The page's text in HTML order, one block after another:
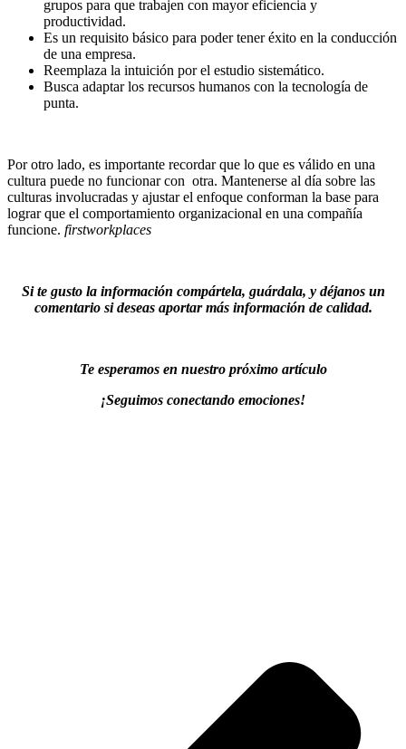
grupos para que trabajen con mayor eficiencia y
productividad.
Es un requisito básico para poder tener éxito en la conducción
de una empresa.
Reemplaza la intuición por el estudio sistemático.
Busca adaptar los recursos humanos con la tecnología de
punta.
Por otro lado, es importante recordar que lo que es válido en una
cultura puede no funcionar con otra. Mantenerse al día sobre las
culturas involucradas y ajustar el enfoque conforman la base para
lograr que el comportamiento organizacional en una compañía
funcione. firstworkplaces
Si te gusto la información compártela, guárdala, y déjanos un
comentario si deseas aportar más información de calidad.
Te esperamos en nuestro próximo artículo
¡Seguimos conectando emociones!